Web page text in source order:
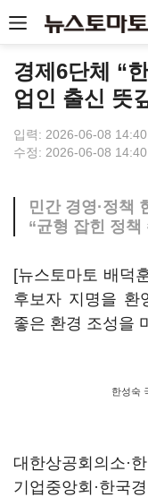
경제6단체 “
업인 출신 뜻
입력: 2026-06-08
수정: 2026-06-08
민간 경영·정책
“균형 잡힌 정책
[뉴스토마토 배덕
후보자 지명을 환
좋은 환경 조성을
한성숙
대한상공회의소·
기업중앙회·한국